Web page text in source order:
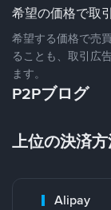
希望の価格で取引
希望する価格で売
ることも、取引広
ます。
P2Pブログ
上位の決済
Alipay